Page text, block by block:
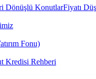
Dönüşlü KonutlarFiyatı
Fonu)
Kredisi Rehberi